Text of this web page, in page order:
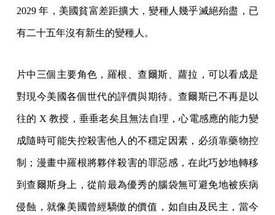
2029 年，美國貧富差距擴大，變種人幾乎滅絕殆盡，已
有二十五年沒有新生的變種人。
片中三個主要角色，羅根、查爾斯、蘿拉，可以看成是
對現今美國各個世代的評價與期待。查爾斯已不再是以
往的 X 教授，垂垂老矣且無法自理，心電感應的能力變
成隨時可能失控殺害他人的不穩定因素，必須靠藥物控
制；漫畫中羅根將夥伴殺害的罪惡感，在此巧妙地轉移
到查爾斯身上，從前最為優秀的腦袋無可避免地被疾病
侵蝕，就像美國曾經驕傲的價值，如自由及民主，當今